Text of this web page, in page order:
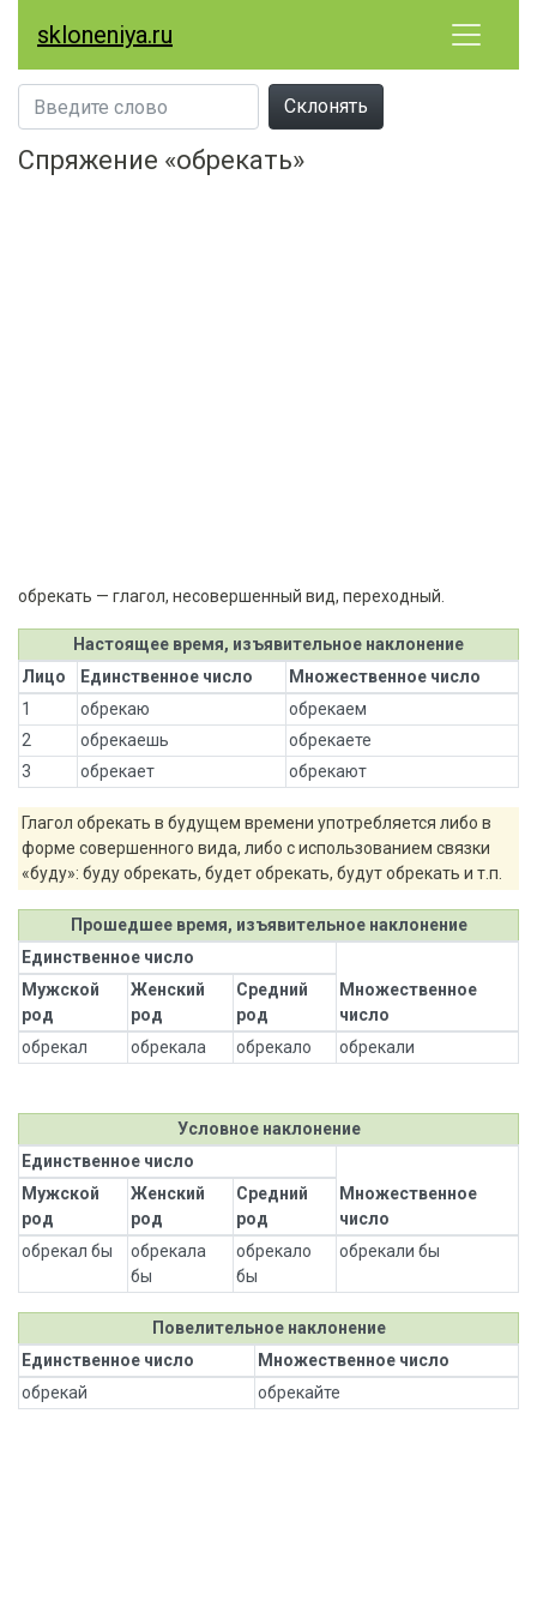
skloneniya.ru
Склонять
Спряжение «обрекать»
обрекать — глагол, несовершенный вид, переходный.
Настоящее время, изъявительное наклонение
Лицо
Единственное число
Множественное число
1
обрекаю
обрекаем
2
обрекаешь
обрекаете
3
обрекает обрекают
Глагол обрекать в будущем времени употребляется либо в
форме совершенного вида, либо с использованием связки
«буду»: буду обрекать, будет обрекать, будут обрекать и т.п.
Прошедшее время, изъявительное наклонение
Единственное число
Множественное
число
Мужской
род
Женский
род
Средний
род
обрекал
обрекала обрекало обрекали
Условное наклонение
Единственное число
Множественное
число
Мужской
род
Женский
род
Средний
род
обрекал бы
обрекала
бы
обрекало
бы
обрекали бы
Повелительное наклонение
Единственное число
Множественное число
обрекай
обрекайте